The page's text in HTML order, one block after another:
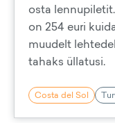
osta
on 254 euri
muudelt
tahaks üllatusi.
Costa del Sol